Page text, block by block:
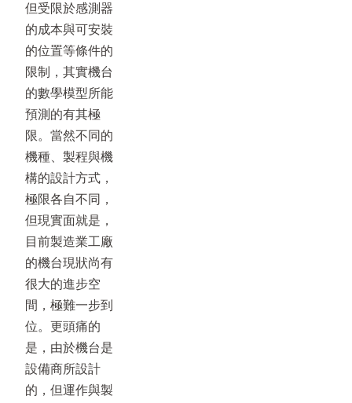
但受限於感測器
的成本與可安裝
的位置等條件的
限制，其實機台
的數學模型所能
預測的有其極
限。當然不同的
機種、製程與機
構的設計方式，
極限各自不同，
但現實面就是，
目前製造業工廠
的機台現狀尚有
很大的進步空
間，極難一步到
位。更頭痛的
是，由於機台是
設備商所設計
的，但運作與製